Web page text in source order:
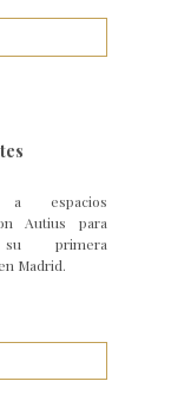
a espacios
Autius para
primera
Madrid.